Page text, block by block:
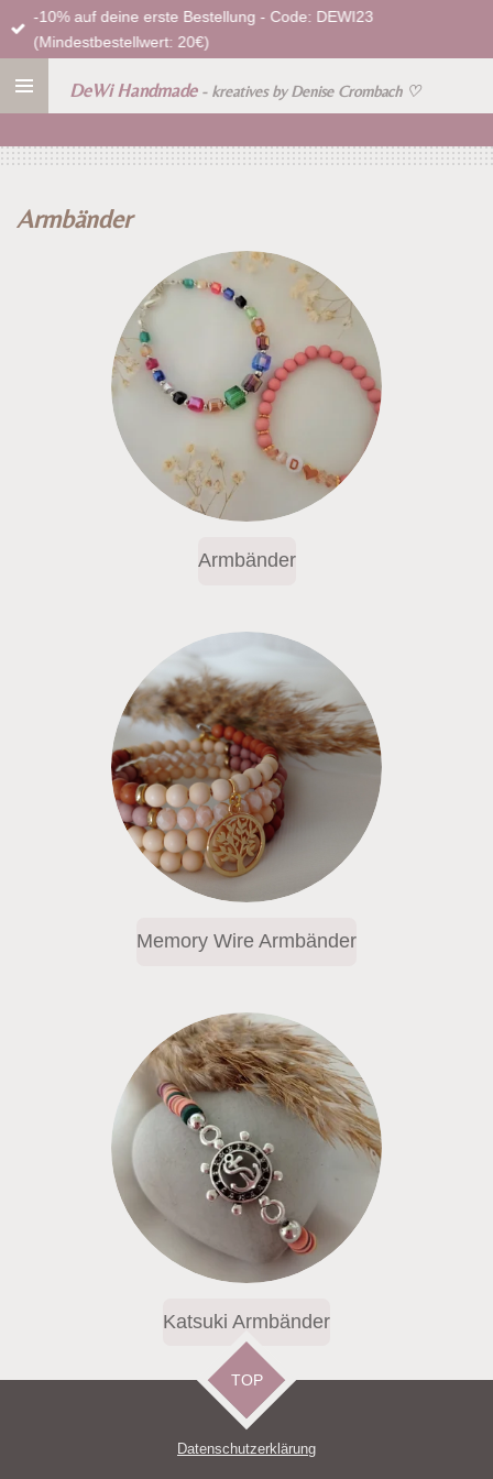
Zum
Hauptinhalt
DeWi Handmade - kreatives by Denise Crombach ♡
-10% auf deine erste Bestellung - Code: DEWI23
(Mindestbestellwert: 20€)
Armbänder
Armbänder
Memory Wire Armbänder
Katsuki Armbänder
TOP
Datenschutzerklärung